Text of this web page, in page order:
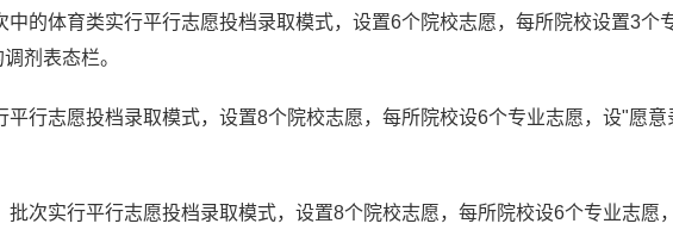
中的体育类实行平行志愿投档录取模式，设置6个院校志愿，每所院校设置3个
剂表态栏。
平行志愿投档录取模式，设置8个院校志愿，每所院校设6个专业志愿，设"愿意
批次实行平行志愿投档录取模式，设置8个院校志愿，每所院校设6个专业志愿